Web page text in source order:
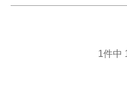
1件中